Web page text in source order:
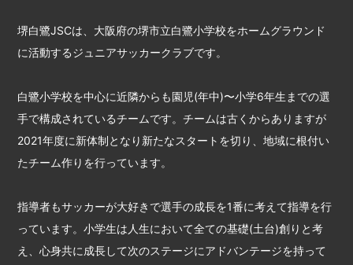
堺白鷺JSCは、大阪府の堺市立白鷺小学校をホームグラウンド
に活動するジュニアサッカークラブです。
白鷺小学校を中心に近隣からも園児(年中)〜小学6年生までの選
手で構成されているチームです。チームは古くからありますが
2021年度に新体制となり新たなスタートを切り、地域に根付い
たチーム作りを行っています。
指導者もサッカーが大好きで選手の成長を1番に考えて指導を行
っています。小学生は人生において全ての基礎(土台)創りと考
え、心身共に成長して次のステージにアドバンテージを持って